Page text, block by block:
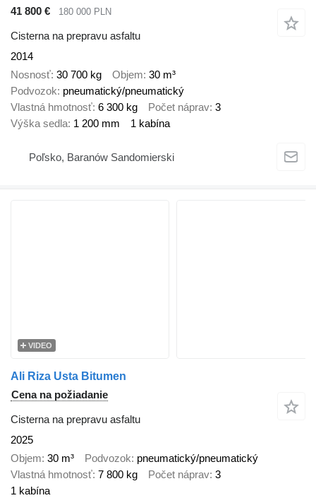
41 800 €
180 000 PLN
Cisterna na prepravu asfaltu
2014
Nosnosť 30 700 kg Objem 30 m³
Podvozok pneumatický/pneumatický
Vlastná hmotnosť 6 300 kg Počet náprav 3
Výška sedla 1 200 mm 1 kabína
Poľsko, Baranów Sandomierski
VIDEO
Ali Riza Usta Bitumen
Cena na požiadanie
Cisterna na prepravu asfaltu
2025
Objem 30 m³ Podvozok pneumatický/pneumatický
Vlastná hmotnosť 7 800 kg Počet náprav 3
1 kabína